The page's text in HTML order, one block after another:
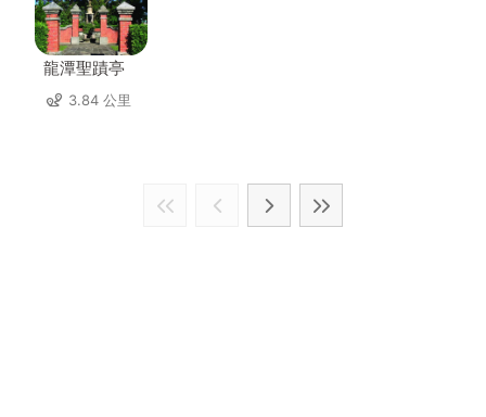
龍潭聖蹟亭
3.84 公里